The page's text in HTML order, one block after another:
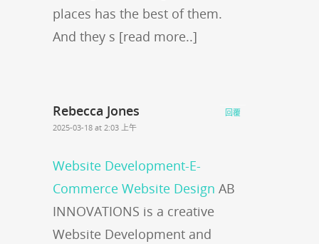
places has the best of them.
And they s [read more..]
Rebecca Jones
2025-03-18 at 2:03 上午
Website Development-E-
Commerce Website Design AB
INNOVATIONS is a creative
Website Development and
回覆